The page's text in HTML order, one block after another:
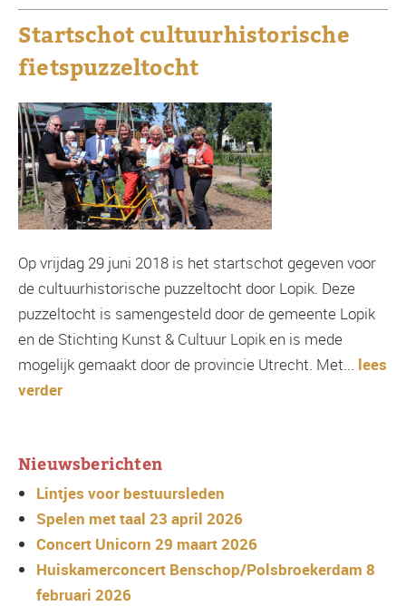
Nieuwsberichten
Lintjes voor bestuursleden
Spelen met taal 23 april 2026
Concert Unicorn 29 maart 2026
Huiskamerconcert Benschop/Polsbroekerdam 8
februari 2026
Startschot cultuurhistorische
fietspuzzeltocht
Op vrijdag 29 juni 2018 is het startschot gegeven voor
de cultuurhistorische puzzeltocht door Lopik. Deze
puzzeltocht is samengesteld door de gemeente Lopik
en de Stichting Kunst & Cultuur Lopik en is mede
mogelijk gemaakt door de provincie Utrecht. Met... lees
verder